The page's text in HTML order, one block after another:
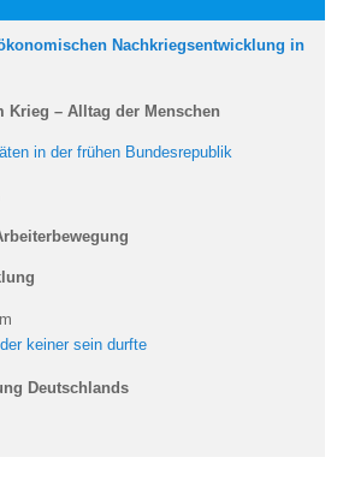
Nachkriegsentwicklung in
Krieg – Alltag der Menschen
in der frühen Bundesrepublik
keiner sein durfte
Deutschlands